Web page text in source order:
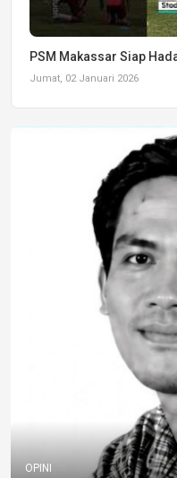
PSM Makassar Siap
Jumat, 02 Januari 2026
OPINI